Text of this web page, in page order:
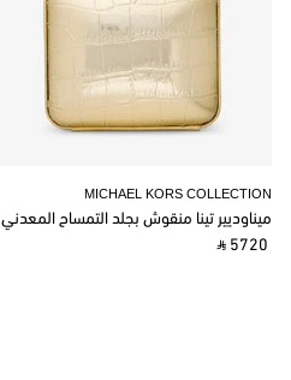
MICHAEL KORS COLLECTION
ميناوديير تينا منقوش بجلد التمساح المعدني
‎ ⃁ 5720 ‎